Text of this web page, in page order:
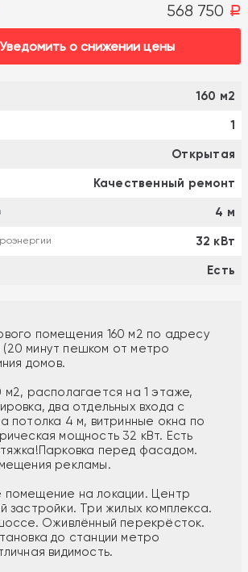
568 750 a
Уведомить о снижении цены
160 м2
1
Открытая
Качественный ремонт
4 м
32 кВт
Есть
помещения 160 м2 по адресу
(20 минут пешком от метро
домов.
располагается на 1 этаже,
два отдельных входа с
потолка 4 м, витринные окна по
мощность 32 кВт. Есть
перед фасадом.
рекламы.
на локации. Центр
застройки. Три жилых комплекса.
Оживлённый перекрёсток.
до станции метро
видимость.